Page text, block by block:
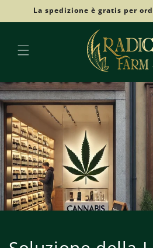
direttamente
ai contenuti
La spedizione è gratis per